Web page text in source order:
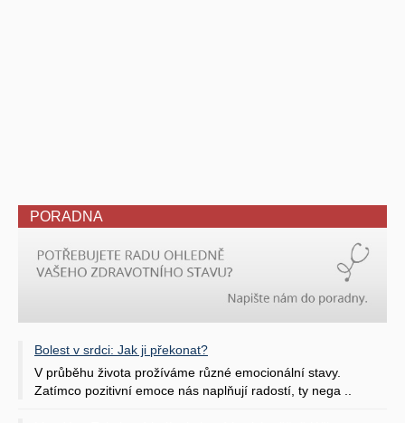
PORADNA
Bolest v srdci: Jak ji překonat?
V průběhu života prožíváme různé emocionální stavy.
Zatímco pozitivní emoce nás naplňují radostí, ty nega ..